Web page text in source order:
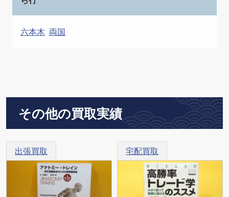
六本木 両国
その他の買取実績
出張買取 宅配買取